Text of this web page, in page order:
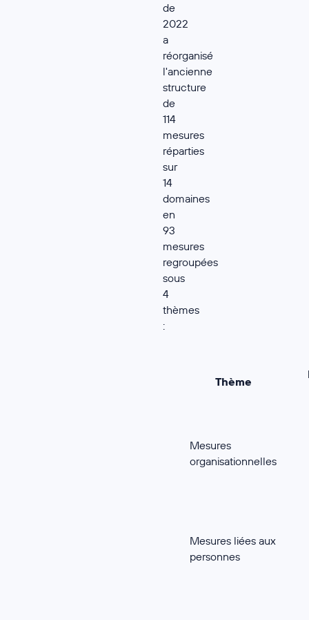
de
2022
a
réorganisé
l'ancienne
structure
de
114
mesures
réparties
sur
14
domaines
en
93
mesures
regroupées
sous
4
thèmes
:
Thème
Mesures
organisationnelles
Mesures liées aux
personnes